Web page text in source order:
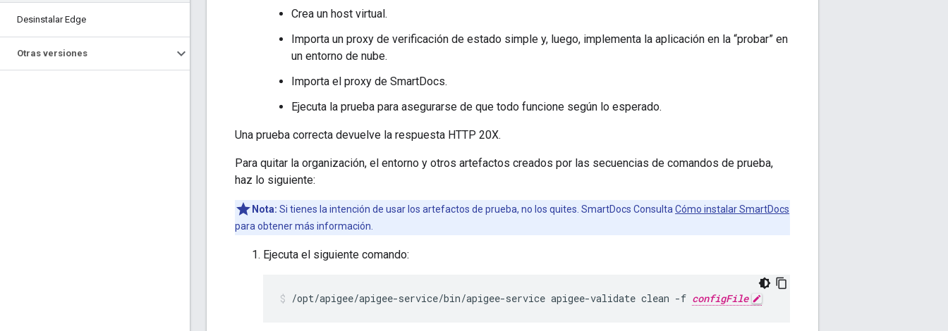
Desinstalar Edge
Otras versiones
Crea un host virtual.
Importa un proxy de verificación de estado simple y, luego, implementa la aplicación en la “probar” en
un entorno de nube.
Importa el proxy de SmartDocs.
Ejecuta la prueba para asegurarse de que todo funcione según lo esperado.
Una prueba correcta devuelve la respuesta HTTP 20X.
Para quitar la organización, el entorno y otros artefactos creados por las secuencias de comandos de prueba,
haz lo siguiente:
Nota: Si tienes la intención de usar los artefactos de prueba, no los quites. SmartDocs Consulta Cómo instalar SmartDocs
para obtener más información.
Ejecuta el siguiente comando:
/opt/apigee/apigee-service/bin/apigee-service apigee-validate clean -f configFile